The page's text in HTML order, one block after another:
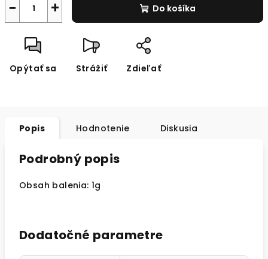
+
− Do košíka
Opýtať sa Strážiť Zdieľať
Popis Hodnotenie Diskusia
Podrobný popis
Obsah balenia: 1g
Dodatočné parametre